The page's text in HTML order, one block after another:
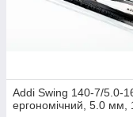
Addi Swing 140-7/5.0-
ергономічний, 5.0 мм,